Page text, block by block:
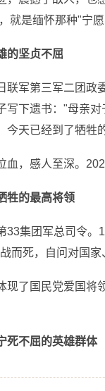
就是缅怀那种"宁
的坚贞不屈
联军第三军二团政
写下遗书："母亲
今天已经到了牺
血，感人至深。
牲的最高将领
33集团军总司令
而死，自问对国
现了国民党爱国将
死不屈的英雄群体